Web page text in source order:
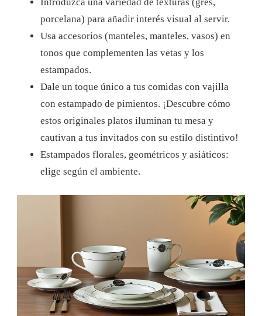
Introduzca una variedad de texturas (gres,
porcelana) para añadir interés visual al servir.
Usa accesorios (manteles, manteles, vasos) en
tonos que complementen las vetas y los
estampados.
Dale un toque único a tus comidas con vajilla
con estampado de pimientos. ¡Descubre cómo
estos originales platos iluminan tu mesa y
cautivan a tus invitados con su estilo distintivo!
Estampados florales, geométricos y asiáticos:
elige según el ambiente.